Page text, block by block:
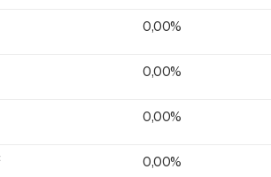
0,00%
0,00%
0,00%
0,00%